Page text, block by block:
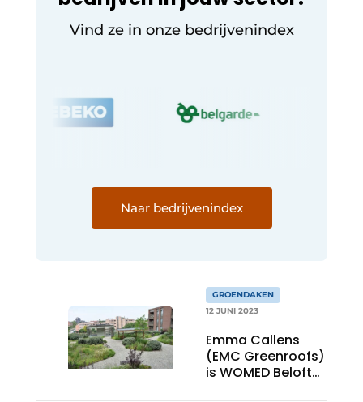
Vind ze in onze bedrijvenindex
Naar bedrijvenindex
GROENDAKEN
12 JUNI 2023
Emma Callens
(EMC Greenroofs)
is WOMED Belofte